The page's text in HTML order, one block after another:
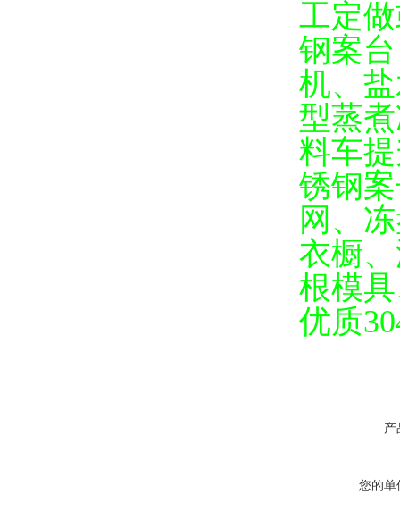
工定
钢案
机、
型蒸
料车
锈钢
网、
衣橱
根模
优质
产
您的单